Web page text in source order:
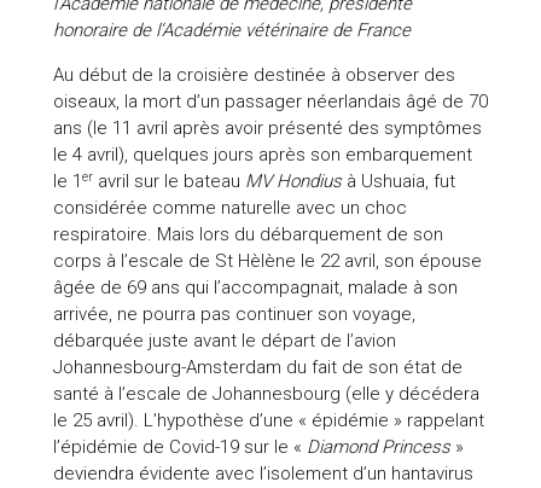
honoraire de l’Académie vétérinaire de France
Au début de la croisière destinée à observer des
oiseaux, la mort d’un passager néerlandais âgé de 70
ans (le 11 avril après avoir présenté des symptômes
le 4 avril), quelques jours après son embarquement
le 1 eravril sur le bateau MV Hondius à Ushuaia, fut
considérée comme naturelle avec un choc
respiratoire. Mais lors du débarquement de son
corps à l’escale de St Hèlène le 22 avril, son épouse
âgée de 69 ans qui l’accompagnait, malade à son
arrivée, ne pourra pas continuer son voyage,
débarquée juste avant le départ de l’avion
Johannesbourg-Amsterdam du fait de son état de
santé à l’escale de Johannesbourg (elle y décédera
le 25 avril). L’hypothèse d’une « épidémie » rappelant
l’épidémie de Covid-19 sur le « Diamond Princess»
deviendra évidente avec l’isolement d’un hantavirus